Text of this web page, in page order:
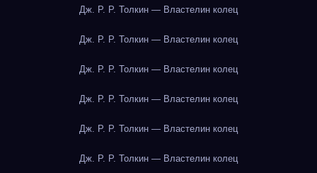
Дж. Р. Р. Толкин — Властелин колец
Дж. Р. Р. Толкин — Властелин колец
Дж. Р. Р. Толкин — Властелин колец
Дж. Р. Р. Толкин — Властелин колец
Дж. Р. Р. Толкин — Властелин колец
Дж. Р. Р. Толкин — Властелин колец